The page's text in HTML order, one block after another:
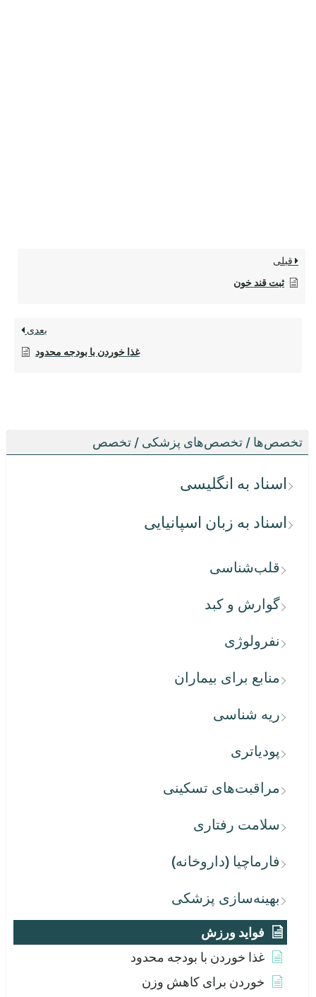
تخصص‌ها / تخصص‌های پزشکی / تخصص
اسناد به انگلیسی
اسناد به زبان اسپانیایی
قلب‌شناسی
گوارش و کبد
نفرولوژی
منابع برای بیماران
ریه شناسی
پودیاتری
مراقبت‌های تسکینی
سلامت رفتاری
فارماچیا (داروخانه)
بهینه‌سازی پزشکی
فواید ورزش
غذا خوردن با بودجه محدود
خوردن برای کاهش وزن
قبلی
ثبت قند خون
بعدی
غذا خوردن با بودجه محدود